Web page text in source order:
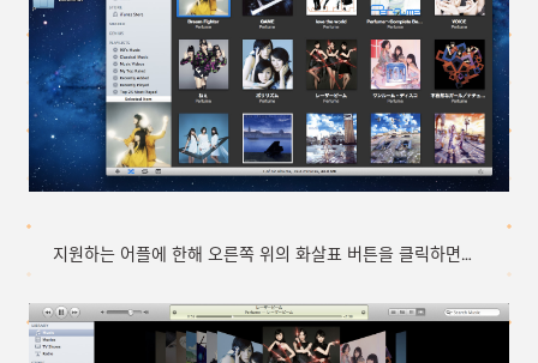
지원하는 어플에 한해 오른쪽 위의 화살표 버튼을 클릭하면…